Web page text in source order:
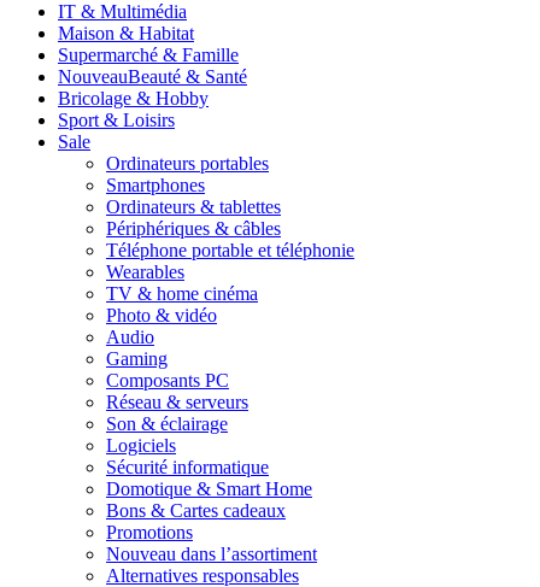
IT & Multimédia
Maison & Habitat
Supermarché & Famille
NouveauBeauté & Santé
Bricolage & Hobby
Sport & Loisirs
Sale
Ordinateurs portables
Smartphones
Ordinateurs & tablettes
Périphériques & câbles
Téléphone portable et téléphonie
Wearables
TV & home cinéma
Photo & vidéo
Audio
Gaming
Composants PC
Réseau & serveurs
Son & éclairage
Logiciels
Sécurité informatique
Domotique & Smart Home
Bons & Cartes cadeaux
Promotions
Nouveau dans l’assortiment
Alternatives responsables